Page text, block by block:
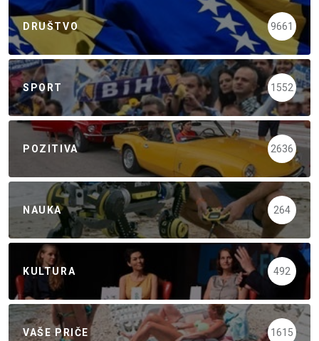
DRUŠTVO 9661
SPORT 1552
POZITIVA 2636
NAUKA 264
KULTURA 492
VAŠE PRIČE 1615